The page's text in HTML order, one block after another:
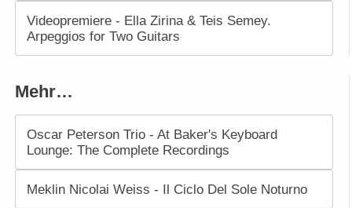
Videopremiere - Ella Zirina & Teis Semey.
Arpeggios for Two Guitars
Mehr…
Oscar Peterson Trio - At Baker's Keyboard
Lounge: The Complete Recordings
Meklin Nicolai Weiss - Il Ciclo Del Sole Noturno